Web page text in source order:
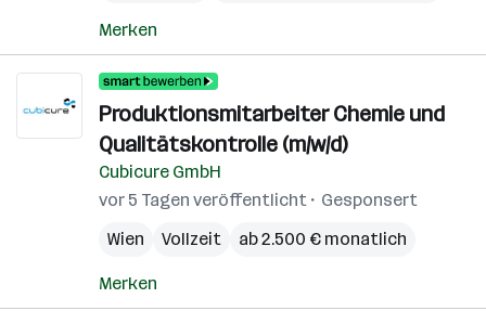
Merken
Produktionsmitarbeiter Chemie und
Qualitätskontrolle (m/w/d)
Cubicure GmbH
vor 5 Tagen veröffentlicht
Gesponsert
Wien
Vollzeit ab 2.500 € monatlich
Merken